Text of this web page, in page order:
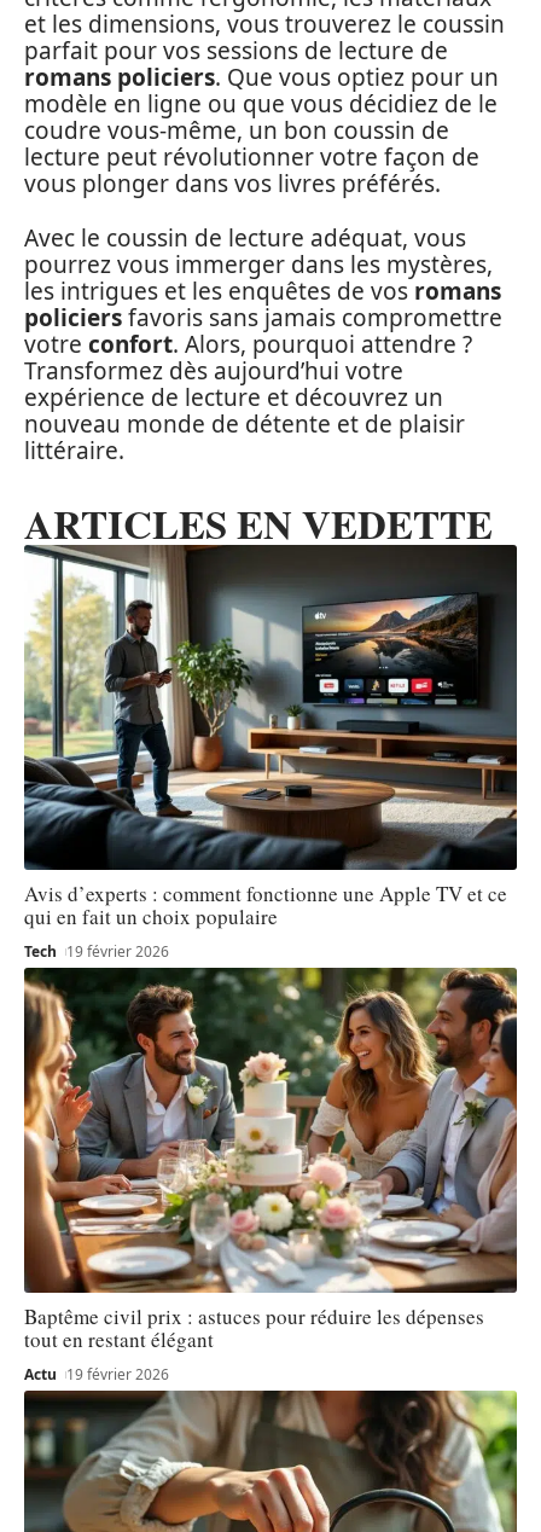
et les dimensions, vous trouverez le coussin
parfait pour vos sessions de lecture de
romans policiers. Que vous optiez pour un
modèle en ligne ou que vous décidiez de le
coudre vous-même, un bon coussin de
lecture peut révolutionner votre façon de
vous plonger dans vos livres préférés.
Avec le coussin de lecture adéquat, vous
pourrez vous immerger dans les mystères,
les intrigues et les enquêtes de vos romans
policiersfavoris sans jamais compromettre
votre confort. Alors, pourquoi attendre ?
Transformez dès aujourd’hui votre
expérience de lecture et découvrez un
nouveau monde de détente et de plaisir
littéraire.
ARTICLES EN VEDETTE
Avis d’experts : comment fonctionne une Apple TV et ce
qui en fait un choix populaire
Tech 19 février 2026
Baptême civil prix : astuces pour réduire les dépenses
tout en restant élégant
Actu 19 février 2026